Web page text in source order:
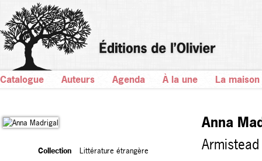
Catalogue Auteurs Agenda À la une La maison
Collection
Littérature étrangère
Anna